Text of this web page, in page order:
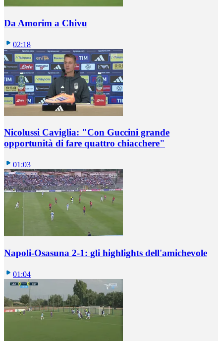
Da Amorim a Chivu
02:18
Nicolussi Caviglia: "Con Guccini grande
opportunità di fare quattro chiacchere"
01:03
Napoli-Osasuna 2-1: gli highlights dell'amichevole
01:04